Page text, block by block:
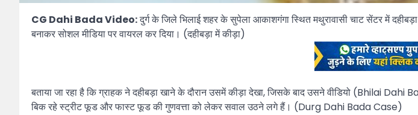
CG Dahi Bada Video:दुर्ग के जिले भिलाई शहर के सुपेला आकाशगंगा स्थित मथुरावासी चाट सेंटर में
बनाकर सोशल मीडिया पर वायरल कर दिया। (दहीबड़ा में कीड़ा)
बताया जा रहा है कि ग्राहक ने दहीबड़ा खाने के दौरान उसमें कीड़ा देखा, जिसके बाद उसने वीडियो (Bhilai
बिक रहे स्ट्रीट फूड और फास्ट फूड की गुणवत्ता को लेकर सवाल उठने लगे हैं। (Durg Dahi Bada Case)